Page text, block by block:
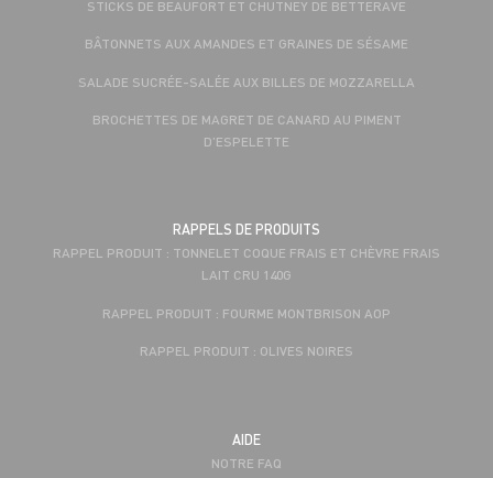
STICKS DE BEAUFORT ET CHUTNEY DE BETTERAVE
BÂTONNETS AUX AMANDES ET GRAINES DE SÉSAME
SALADE SUCRÉE-SALÉE AUX BILLES DE MOZZARELLA
BROCHETTES DE MAGRET DE CANARD AU PIMENT
D’ESPELETTE
RAPPELS DE PRODUITS
RAPPEL PRODUIT : TONNELET COQUE FRAIS ET CHÈVRE FRAIS
LAIT CRU 140G
RAPPEL PRODUIT : FOURME MONTBRISON AOP
RAPPEL PRODUIT : OLIVES NOIRES
AIDE
NOTRE FAQ